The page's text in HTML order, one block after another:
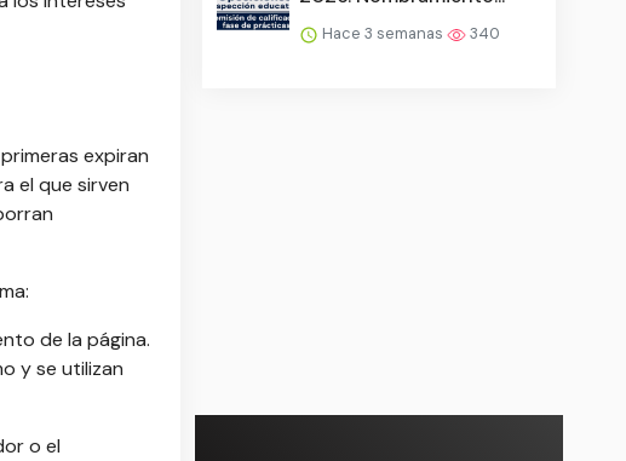
expiran
el que sirven
de la página.
y se utilizan
o el
Hace 3 semanas 340